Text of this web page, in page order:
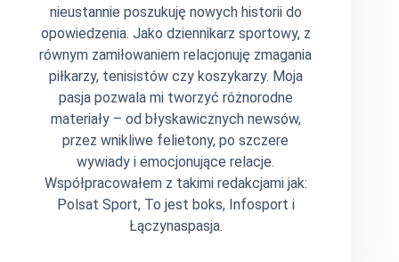
nieustannie poszukuję nowych historii do
opowiedzenia. Jako dziennikarz sportowy, z
równym zamiłowaniem relacjonuję zmagania
piłkarzy, tenisistów czy koszykarzy. Moja
pasja pozwala mi tworzyć różnorodne
materiały – od błyskawicznych newsów,
przez wnikliwe felietony, po szczere
wywiady i emocjonujące relacje.
Współpracowałem z takimi redakcjami jak:
Polsat Sport, To jest boks, Infosport i
Łączynaspasja.